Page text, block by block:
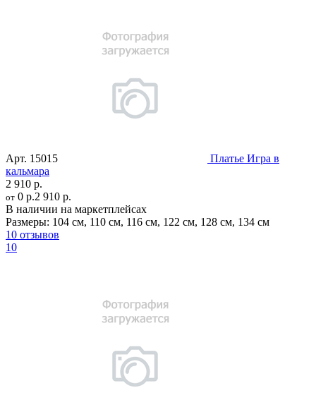
Арт. 15015
Платье Игра в
кальмара
2 910 р.
от 0 р.2 910 р.
В наличии на маркетплейсах
Размеры: 104 см, 110 см, 116 см, 122 см, 128 см, 134 см
10 отзывов
10